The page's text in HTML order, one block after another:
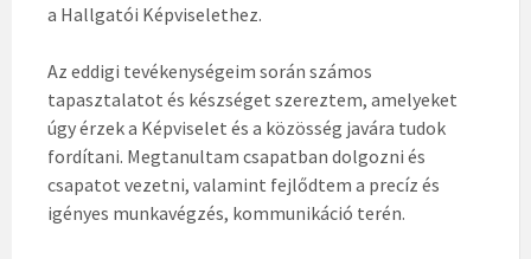
a Hallgatói Képviselethez.
Az eddigi tevékenységeim során számos
tapasztalatot és készséget szereztem, amelyeket
úgy érzek a Képviselet és a közösség javára tudok
fordítani. Megtanultam csapatban dolgozni és
csapatot vezetni, valamint fejlődtem a precíz és
igényes munkavégzés, kommunikáció terén.